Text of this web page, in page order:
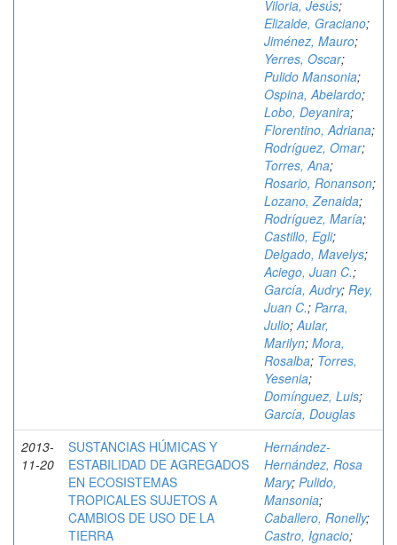
Viloria, Jesús;
Elizalde, Graciano;
Jiménez, Mauro;
Yerres, Oscar;
Pulido Mansonia;
Ospina, Abelardo;
Lobo, Deyanira;
Florentino, Adriana;
Rodríguez, Omar;
Torres, Ana;
Rosario, Ronanson;
Lozano, Zenaida;
Rodríguez, María;
Castillo, Egli;
Delgado, Mavelys;
Aciego, Juan C.;
García, Audry; Rey,
Juan C.; Parra,
Julio;Aular,
Marilyn; Mora,
Rosalba; Torres,
Yesenia;
Domínguez, Luis;
García, Douglas
2013-
11-20
SUSTANCIAS HÚMICAS Y
ESTABILIDAD DE AGREGADOS
EN ECOSISTEMAS
TROPICALES SUJETOS A
CAMBIOS DE USO DE LA
TIERRA
Hernández-
Hernández, Rosa
Mary; Pulido,
Mansonia;
Caballero, Ronelly;
Castro, Ignacio;